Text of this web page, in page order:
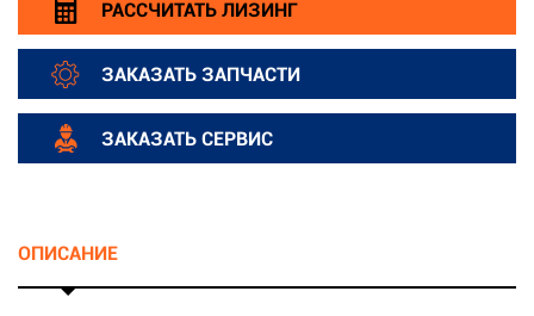
РАССЧИТАТЬ ЛИЗИНГ
ЗАКАЗАТЬ ЗАПЧАСТИ
ЗАКАЗАТЬ СЕРВИС
ОПИСАНИЕ